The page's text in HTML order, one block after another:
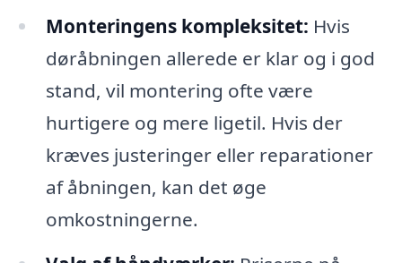
Monteringens kompleksitet: Hvis
døråbningen allerede er klar og i god
stand, vil montering ofte være
hurtigere og mere ligetil. Hvis der
kræves justeringer eller reparationer
af åbningen, kan det øge
omkostningerne.